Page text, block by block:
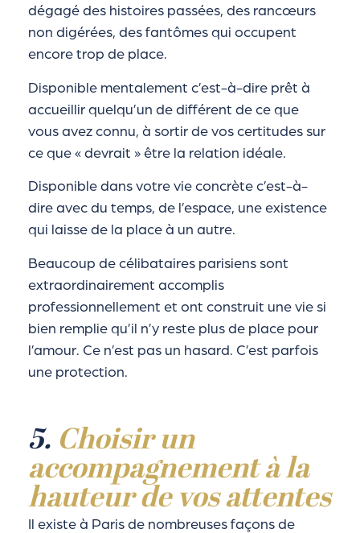
dégagé des histoires passées, des rancœurs
non digérées, des fantômes qui occupent
encore trop de place.
Disponible mentalement c’est-à-dire prêt à
accueillir quelqu’un de différent de ce que
vous avez connu, à sortir de vos certitudes sur
ce que « devrait » être la relation idéale.
Disponible dans votre vie concrète c’est-à-
dire avec du temps, de l’espace, une existence
qui laisse de la place à un autre.
Beaucoup de célibataires parisiens sont
extraordinairement accomplis
professionnellement et ont construit une vie si
bien remplie qu’il n’y reste plus de place pour
l’amour. Ce n’est pas un hasard. C’est parfois
une protection.
5. Choisir un
accompagnement à la
hauteur de vos attentes
Il existe à Paris de nombreuses façons de